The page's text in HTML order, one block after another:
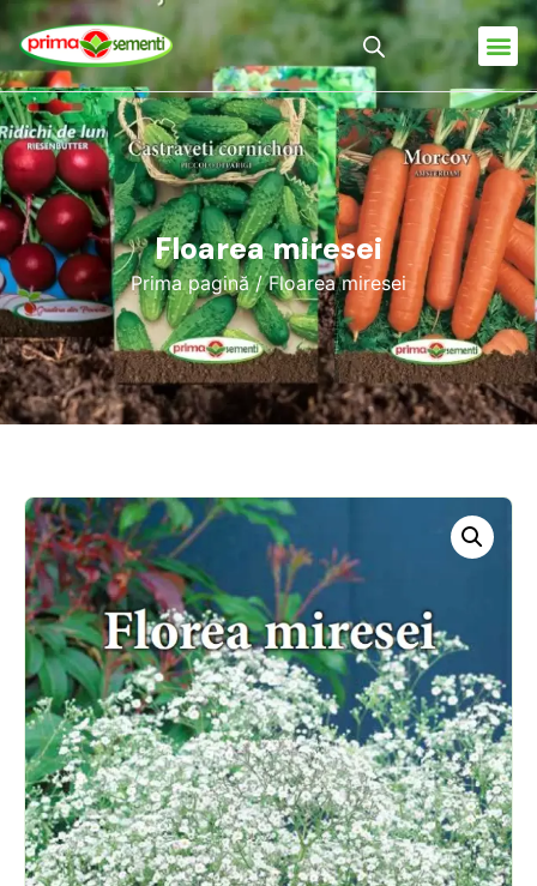
Floarea miresei
Prima pagină/ Floarea miresei